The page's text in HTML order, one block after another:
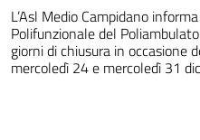
L’Asl Medio Campidano
Polifunzionale del
giorni di chiusura in occasione
mercoledì 24 e mercoledì 31